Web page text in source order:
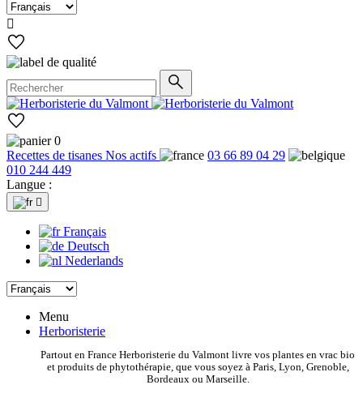

0
Recettes de tisanes Nos actifs
03 66 89 04 29
010 244 449
Langue :

Français
Deutsch
Nederlands
Menu
Herboristerie
Partout en France Herboristerie du Valmont livre vos plantes en vrac bio
et produits de phytothérapie, que vous soyez à Paris, Lyon, Grenoble,
Bordeaux ou Marseille.